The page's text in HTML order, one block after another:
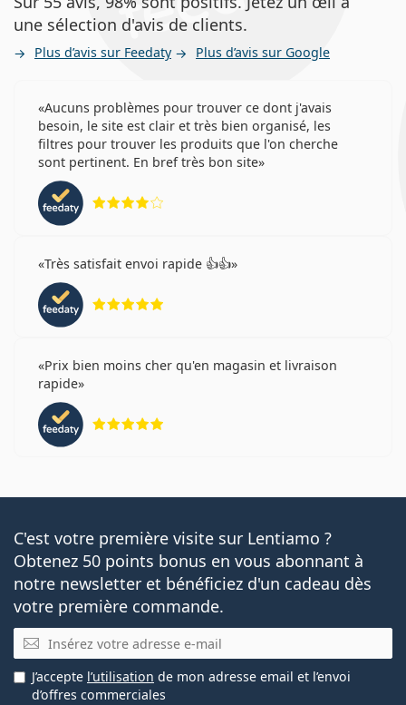
une sélection d'avis de clients.
Plus d’avis sur Feedaty Plus d’avis sur Google
Aucuns problèmes pour trouver ce dont j'avais
besoin, le site est clair et très bien organisé, les
filtres pour trouver les produits que l'on cherche
sont pertinent. En bref très bon site
Très satisfait envoi rapide 👍👍
Prix bien moins cher qu'en magasin et livraison
rapide
C'est votre première visite sur Lentiamo ?
Obtenez 50 points bonus en vous abonnant à
notre newsletter et bénéficiez d'un cadeau dès
votre première commande.
E-mail
J’accepte l’utilisation de mon adresse email et l’envoi
d’offres commerciales